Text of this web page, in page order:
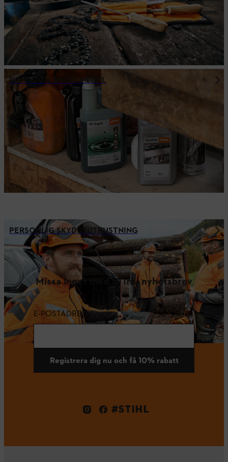
DRIV- OCH SMÖRJMEDEL
PERSONLIG SKYDDSUTRUSTNING
Missa inget med STIHL nyhetsbrev
E-POSTADRESS
Registrera dig nu och få 10% rabatt
#STIHL